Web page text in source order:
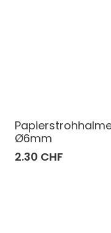
Papierstrohhalme
Ø6mm
2.30 CHF